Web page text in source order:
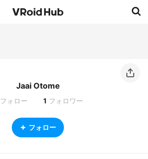
Jaai Otome
フォロー 1 フォロワー
フォロー